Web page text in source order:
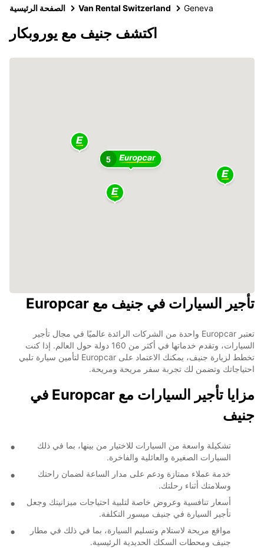
الصفحة الرئيسية Van Rental Switzerland Geneva
اكتشف جنيف مع يوروبكار
5
تأجير السيارات في جنيف مع Europcar
تعتبر Europcar واحدة من الشركات الرائدة عالميًا في مجال تأجير
السيارات، وتقدم خدماتها في أكثر من 160 دولة حول العالم. إذا كنت
تخطط لزيارة جنيف، يمكنك الاعتماد على Europcar لتأمين سيارة تلبي
احتياجاتك وتضمن لك تجربة سفر مريحة ومريحة.
مزايا تأجير السيارات مع Europcar في
جنيف
تشكيلة واسعة من السيارات للاختيار من بينها، بما في ذلك
السيارات الصغيرة والعائلية والفاخرة.
خدمة عملاء ممتازة ودعم على مدار الساعة لضمان راحتك
وسلامتك أثناء رحلتك.
أسعار تنافسية وعروض خاصة لتلبية احتياجات ميزانيتك وجعل
تأجير السيارة في جنيف ميسور التكلفة.
مواقع مريحة لاستلام وتسليم السيارة، بما في ذلك في مطار
جنيف ومحطات السكك الحديدية الرئيسية.